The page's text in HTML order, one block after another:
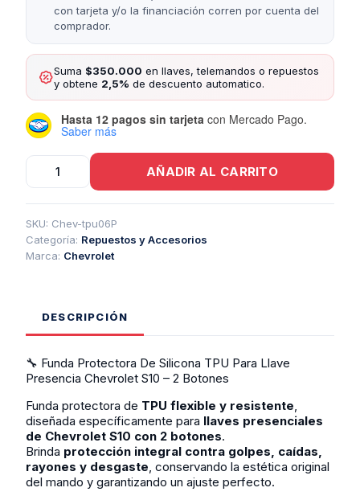
con tarjeta y/o la financiación corren por cuenta del
comprador.
Suma $350.000 en llaves, telemandos o repuestos
y obtene 2,5% de descuento automatico.
Hasta 12 pagos sin tarjeta con Mercado Pago.
Saber más
Funda
Chevrolet
Presencia
S10
2
Botones
AÑADIR AL CARRITO
SKU: Chev-tpu06P
Categoría: Repuestos y Accesorios
Marca: Chevrolet
DESCRIPCIÓN
🔧 Funda Protectora De Silicona TPU Para Llave
Presencia Chevrolet S10 – 2 Botones
Funda protectora de TPU flexible y resistente,
diseñada específicamente para llaves presenciales
de Chevrolet S10 con 2 botones.
Brinda protección integral contra golpes, caídas,
rayones y desgaste, conservando la estética original
del mando y garantizando un ajuste perfecto.